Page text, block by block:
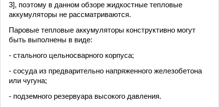
3], поэтому в данном обзоре жидкостные тепловые
аккумуляторы не рассматриваются.
Паровые тепловые аккумуляторы конструктивно могут
быть выполнены в виде:
- стального цельносварного корпуса;
- сосуда из предварительно напряженного железобетона
или чугуна;
- подземного резервуара высокого давления.